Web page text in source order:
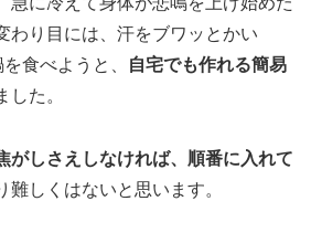
わり目には、汗をブワッとかい
食べようと、
自宅でも作れる簡易
した。
がしさえしなければ、順番に入れて
難しくはないと思います。